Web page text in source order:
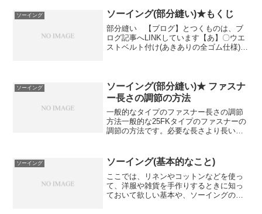
ソーイング ソーイング(部分縫い)★もくじ
部分縫い 【ブログ】とつくものは、ブ
ログ記事へLINKしています【あ】〇ウエ
ストベルト付け(あきありの全ゴム仕様)
コンシールファ...
ソーイング
ソーイング(部分縫い)★ ファスナ
ー長さの調節の方法
一般的なタイプのファスナー長さの調節
方法一般的な25FKタイプのファスナーの
調節の方法です。必要な長さより長いも
カットする方法を見てからはその方が簡
単ですし、私は25F...
ソーイング ソーイング(基本的なこと)
ここでは、リネンやコットンなどを使っ
て、洋服や雑貨を手作りするときに知っ
ておいて欲しい基本や、ソーイングの基